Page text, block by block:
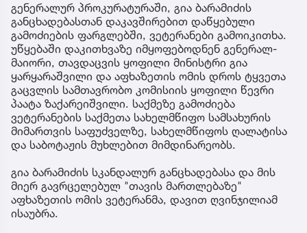
გენერალურ პროკურატურაში, გია ბარამიძის
განცხადებასთან დაკავშირებით დაწყებული
გამოძიების ფარგლებში, ვეტერანები გამოიკითხა.
უწყებაში დაკითხვაზე იმყოფებოდნენ გენერალ-
მაიორი, თავდაცვის ყოფილი მინისტრი გია
ყარყარაშვილი და აფხაზეთის ომის დროს ტყვეთა
გაცვლის სამთავრობო კომისიის ყოფილი წევრი
პაატა ზაქარეიშვილი. საქმეზე გამოძიება
ვეტერანების საქმეთა სახელმწიფო სამსახურის
მიმართვის საფუძველზე, სახელმწიფოს ღალატისა
და საბოტაჟის მუხლებით მიმდინარეობს.
გია ბარამიძის სკანდალურ განცხადებასა და მის
მიერ გავრცელებულ "თავის მართლებაზე"
აფხაზეთის ომის ვეტერანმა, დავით ღვინჯილიამ
ისაუბრა.